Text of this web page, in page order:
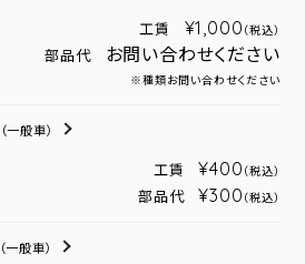
工賃 ¥1,000 （税込）
部品代 お問い合わせください
※種類お問い合わせください
（一般車）
工賃 ¥400 （税込）
部品代 ¥300 （税込）
（一般車）